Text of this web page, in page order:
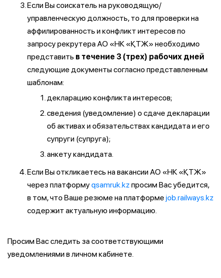
Если Вы соискатель на руководящую/
управленческую должность, то для проверки на
аффилированность и конфликт интересов по
запросу рекрутера АО «НК «ҚТЖ» необходимо
представить в течение 3 (трех) рабочих дней
следующие документы согласно представленным
шаблонам:
декларацию конфликта интересов;
сведения (уведомление) о сдаче декларации
об активах и обязательствах кандидата и его
супруги (супруга);
анкету кандидата.
Если Вы откликаетесь на вакансии АО «НК «ҚТЖ»
через платформуqsamruk.kz просим Вас убедится,
в том, что Ваше резюме на платформе job.railways.kz
содержит актуальную информацию.
Просим Вас следить за соответствующими
уведомлениями в личном кабинете.